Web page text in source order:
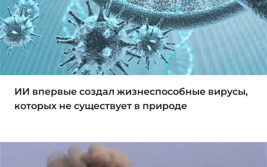
ИИ впервые создал жизнеспособные вирусы,
которых не существует в природе